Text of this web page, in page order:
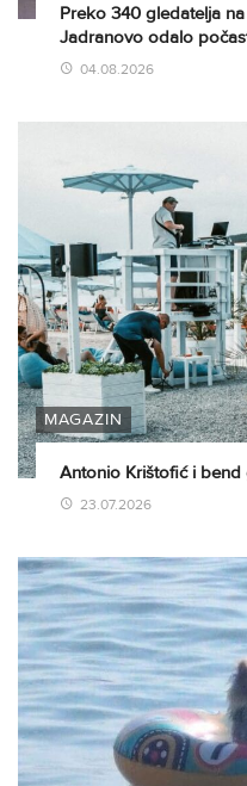
Preko 340 gledatelja
Jadranovo odalo
04.08.2026
MAGAZIN
Antonio Krištofić i
23.07.2026